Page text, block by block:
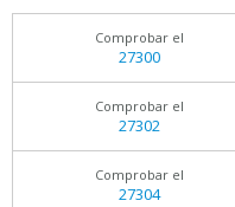
Comprobar el
27300
Comprobar el
27302
Comprobar el
27304